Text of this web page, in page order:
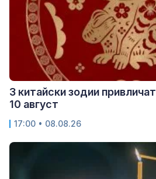
3 китайски зодии
10 август
17:00 • 08.08.26